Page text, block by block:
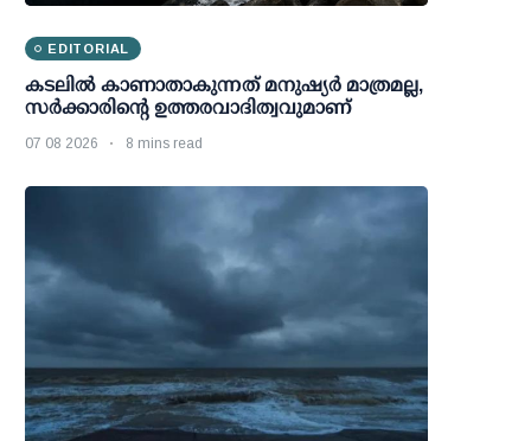
EDITORIAL
കടലിൽ കാണാതാകുന്നത് മനുഷ്യർ മാത്രമല്ല,
സർക്കാരിന്റെ ഉത്തരവാദിത്വവുമാണ്
07 08 2026 8 mins read